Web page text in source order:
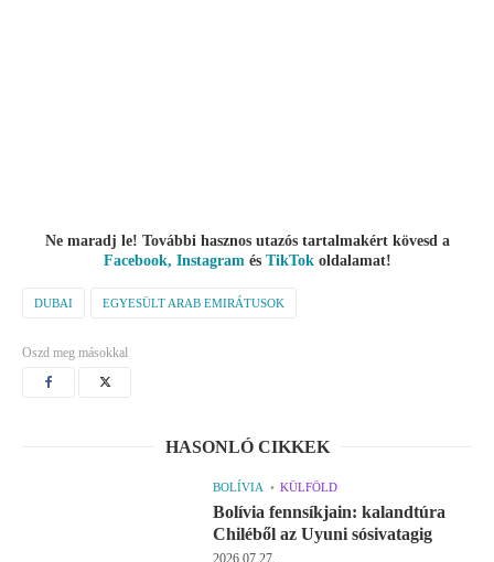
Ne maradj le! További hasznos utazós tartalmakért kövesd a
Facebook, Instagram és TikTok oldalamat!
DUBAI EGYESÜLT ARAB EMIRÁTUSOK
Oszd meg másokkal
HASONLÓ CIKKEK
BOLÍVIA KÜLFÖLD
Bolívia fennsíkjain: kalandtúra
Chiléből az Uyuni sósivatagig
2026.07.27.